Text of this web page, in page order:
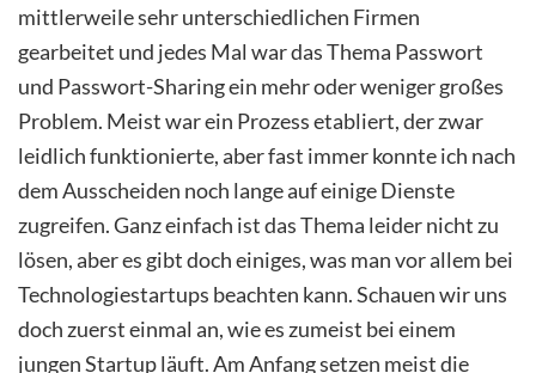
mittlerweile sehr unterschiedlichen Firmen
gearbeitet und jedes Mal war das Thema Passwort
und Passwort-Sharing ein mehr oder weniger großes
Problem. Meist war ein Prozess etabliert, der zwar
leidlich funktionierte, aber fast immer konnte ich nach
dem Ausscheiden noch lange auf einige Dienste
zugreifen. Ganz einfach ist das Thema leider nicht zu
lösen, aber es gibt doch einiges, was man vor allem bei
Technologiestartups beachten kann. Schauen wir uns
doch zuerst einmal an, wie es zumeist bei einem
jungen Startup läuft. Am Anfang setzen meist die